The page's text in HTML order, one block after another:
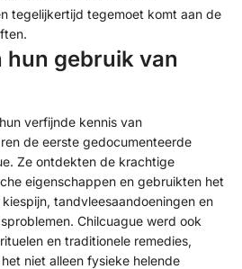
tegelijkertijd tegemoet komt aan de
hun gebruik van
verfijnde kennis van
de eerste gedocumenteerde
Ze ontdekten de krachtige
eigenschappen en gebruikten het
tandvleesaandoeningen en
Chilcuague werd ook
en traditionele remedies,
niet alleen fysieke helende